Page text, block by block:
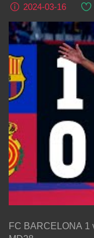
2024-03-16
FC BARCELONA 1